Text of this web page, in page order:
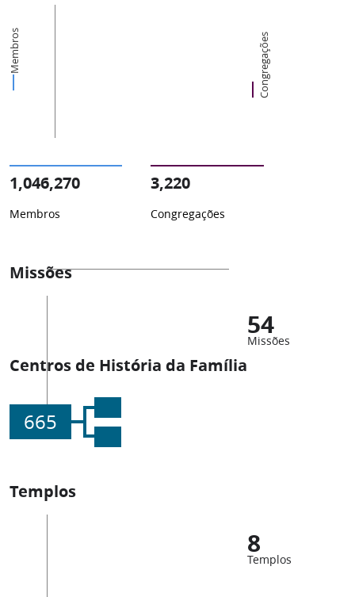
Membros Congregações
1,046,270
Membros
3,220
Congregações
Missões
54
Missões
Centros de História da Família
665
Templos
8
Templos